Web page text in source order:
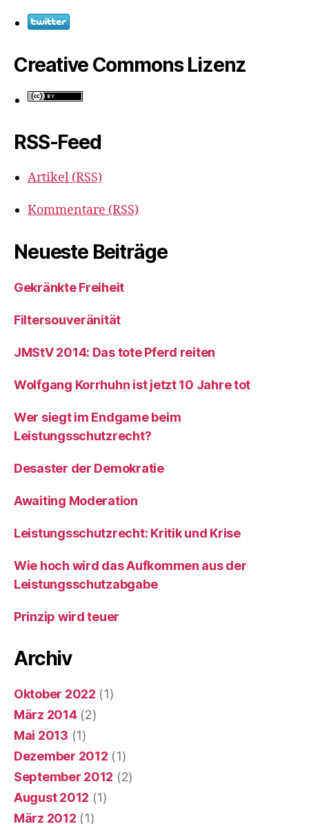
Creative Commons Lizenz
RSS-Feed
Artikel (RSS)
Kommentare (RSS)
Neueste Beiträge
Gekränkte Freiheit
Filtersouveränität
JMStV 2014: Das tote Pferd reiten
Wolfgang Korrhuhn ist jetzt 10 Jahre tot
Wer siegt im Endgame beim
Leistungsschutzrecht?
Desaster der Demokratie
Awaiting Moderation
Leistungsschutzrecht: Kritik und Krise
Wie hoch wird das Aufkommen aus der
Leistungsschutzabgabe
Prinzip wird teuer
Archiv
Oktober 2022 (1)
März 2014(2)
Mai 2013 (1)
Dezember 2012 (1)
September 2012 (2)
August 2012 (1)
März 2012 (1)